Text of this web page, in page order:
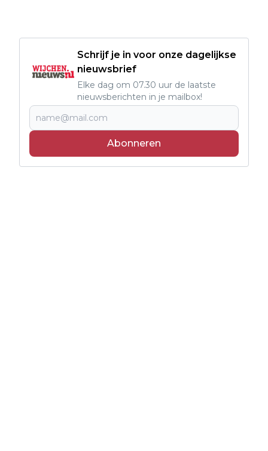
Schrijf je in voor onze dagelijkse
nieuwsbrief
Elke dag om 07.30 uur de laatste
nieuwsberichten in je mailbox!
Abonneren